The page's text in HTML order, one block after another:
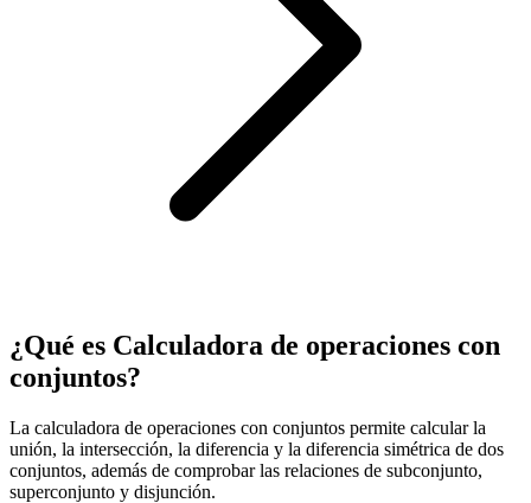
¿Qué es Calculadora de operaciones con
conjuntos?
La calculadora de operaciones con conjuntos permite calcular la
unión, la intersección, la diferencia y la diferencia simétrica de dos
conjuntos, además de comprobar las relaciones de subconjunto,
superconjunto y disjunción.